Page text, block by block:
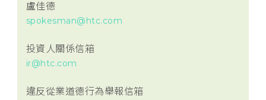
盧佳德
spokesman@htc.com
投資人關係信箱
ir@htc.com
違反從業道德行為舉報信箱